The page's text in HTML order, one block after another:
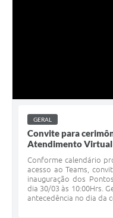
GERAL
Convite para
Atendimento Virtual
Conforme calendário
acesso ao Teams,
inauguração dos
dia 30/03 às 10:00Hrs.
antecedência no dia da